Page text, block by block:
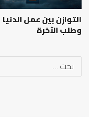
التوازن بين عمل الدنيا
وطلب الآخرة